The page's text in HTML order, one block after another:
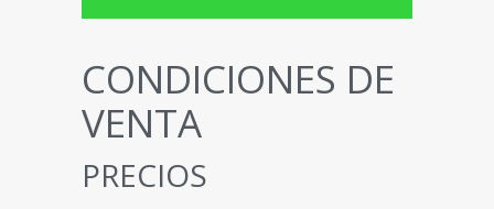
CONDICIONES DE
VENTA
PRECIOS